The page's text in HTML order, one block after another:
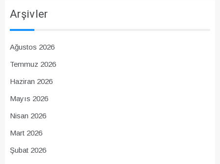
Arşivler
Ağustos 2026
Temmuz 2026
Haziran 2026
Mayıs 2026
Nisan 2026
Mart 2026
Şubat 2026